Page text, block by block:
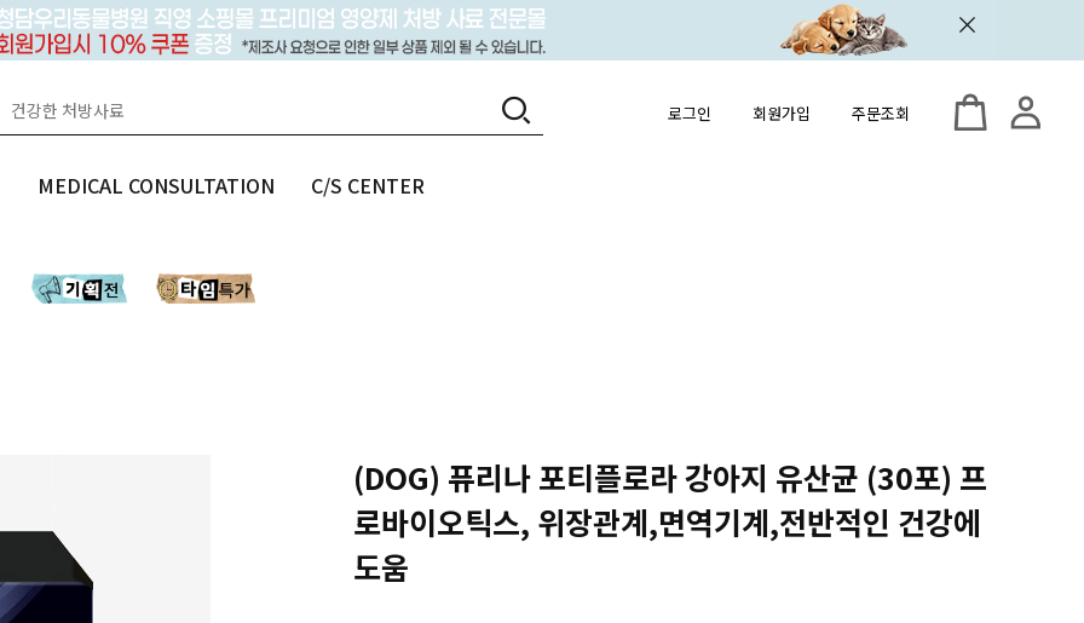
로그인 회원가입 주문조회
MEDICAL CONSULTATION C/S CENTER
(DOG) 퓨리나 포티플로라 강아지 유산균 (30포) 프
로바이오틱스, 위장관계,면역기계,전반적인 건강에
도움